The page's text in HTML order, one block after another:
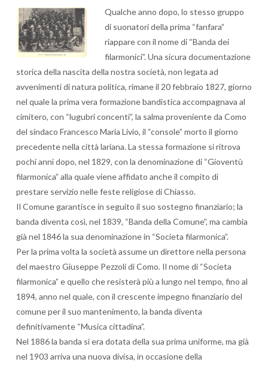
Qualche anno dopo, lo stesso gruppo
di suonatori della prima “fanfara”
riappare con il nome di “Banda dei
filarmonici”. Una sicura documentazione
storica della nascita della nostra società, non legata ad
avvenimenti di natura politica, rimane il 20 febbraio 1827, giorno
nel quale la prima vera formazione bandistica accompagnava al
cimitero, con “lugubri concenti”, la salma proveniente da Como
del sindaco Francesco Maria Livio, il “console” morto il giorno
precedente nella città lariana. La stessa formazione si ritrova
pochi anni dopo, nel 1829, con la denominazione di “Gioventù
filarmonica” alla quale viene affidato anche il compito di
prestare servizio nelle feste religiose di Chiasso.
Il Comune garantisce in seguito il suo sostegno finanziario; la
banda diventa così, nel 1839, “Banda della Comune”, ma cambia
già nel 1846 la sua denominazione in “Societa filarmonica”.
Per la prima volta la società assume un direttore nella persona
del maestro Giuseppe Pezzoli di Como. Il nome di “Societa
filarmonica” e quello che resisterà più a lungo nel tempo, fino al
1894, anno nel quale, con il crescente impegno finanziario del
comune per il suo mantenimento, la banda diventa
definitivamente “Musica cittadina”.
Nel 1886 la banda si era dotata della sua prima uniforme, ma già
nel 1903 arriva una nuova divisa, in occasione della